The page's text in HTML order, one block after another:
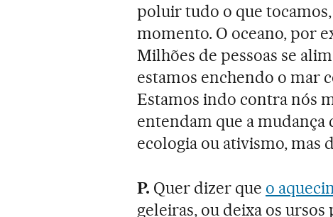
poluir tudo o que
momento. O oceano, por
Milhões de pessoas se
estamos enchendo o mar
Estamos indo contra nós
entendam que a mudança
ecologia ou ativismo, mas
P. Quer dizer que o
geleiras, ou deixa os